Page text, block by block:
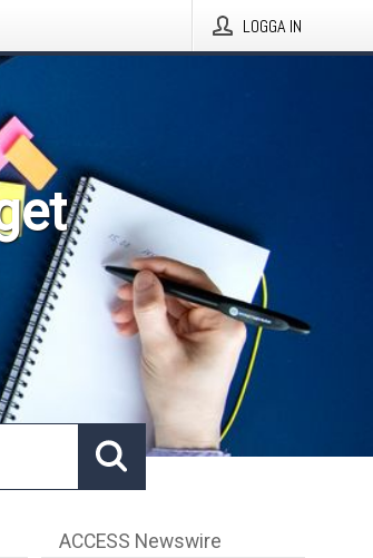
LOGGA IN
ACCESS Newswire